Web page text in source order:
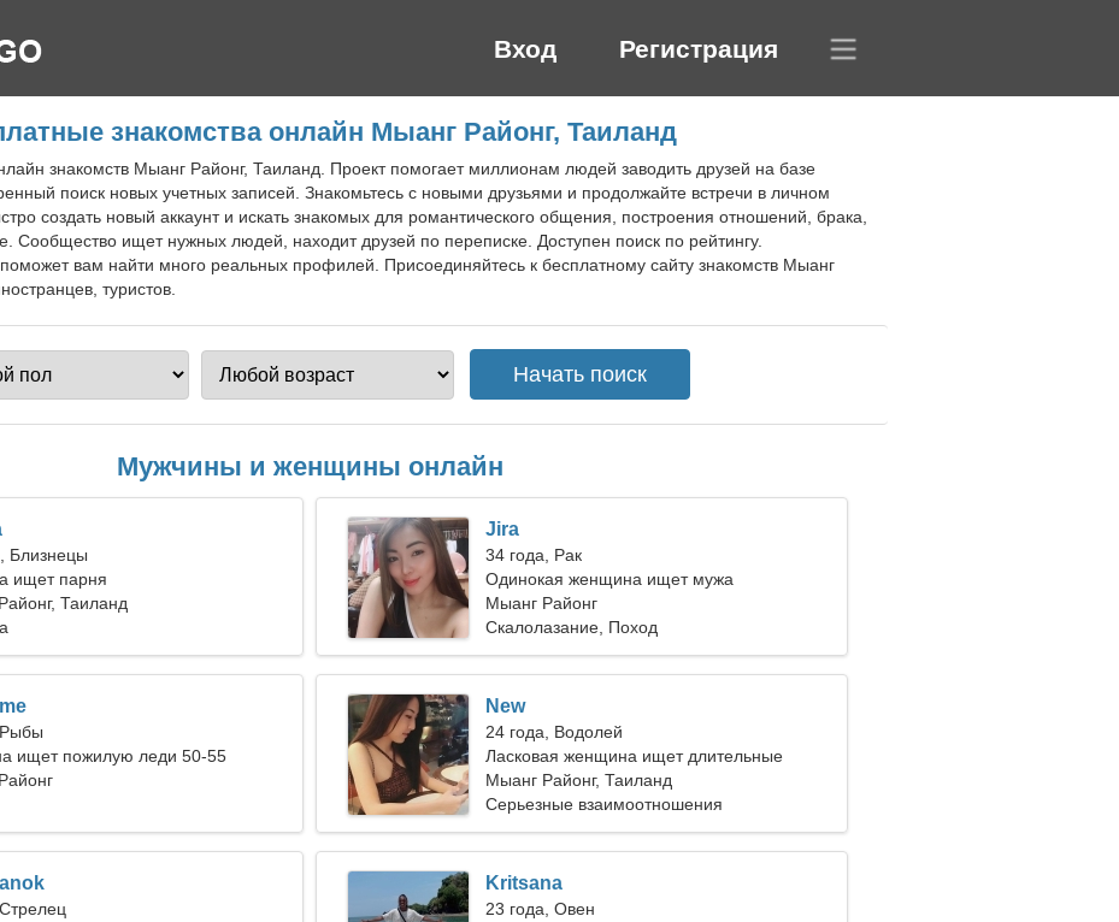
Вход Регистрация
знакомства онлайн Мыанг Районг, Таиланд
знакомств Мыанг Районг, Таиланд. Проект помогает миллионам людей заводить друзей на базе
поиск новых учетных записей. Знакомьтесь с новыми друзьями и продолжайте встречи в личном
создать новый аккаунт и искать знакомых для романтического общения, построения отношений, брака,
Сообщество ищет нужных людей, находит друзей по переписке. Доступен поиск по рейтингу.
вам найти много реальных профилей. Присоединяйтесь к бесплатному сайту знакомств Мыанг
туристов.
Мужчины и женщины онлайн
Близнецы
ищет парня
Таиланд
Jira
34 года, Рак
Одинокая женщина ищет мужа
Мыанг Районг
Скалолазание, Поход
Рыбы
ищет пожилую леди 50-55
New
24 года, Водолей
Ласковая женщина ищет длительные
отношения
Мыанг Районг, Таиланд
Серьезные взаимоотношения
Kritsana
23 года, Овен